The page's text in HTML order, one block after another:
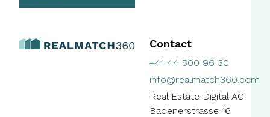
Contact
+41 44 500 96 30
info@realmatch360.com
Real Estate Digital AG
Badenerstrasse 16